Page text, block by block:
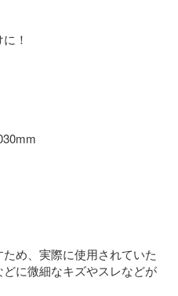
！
め、実際に使用されていた
に微細なキズやスレなどが